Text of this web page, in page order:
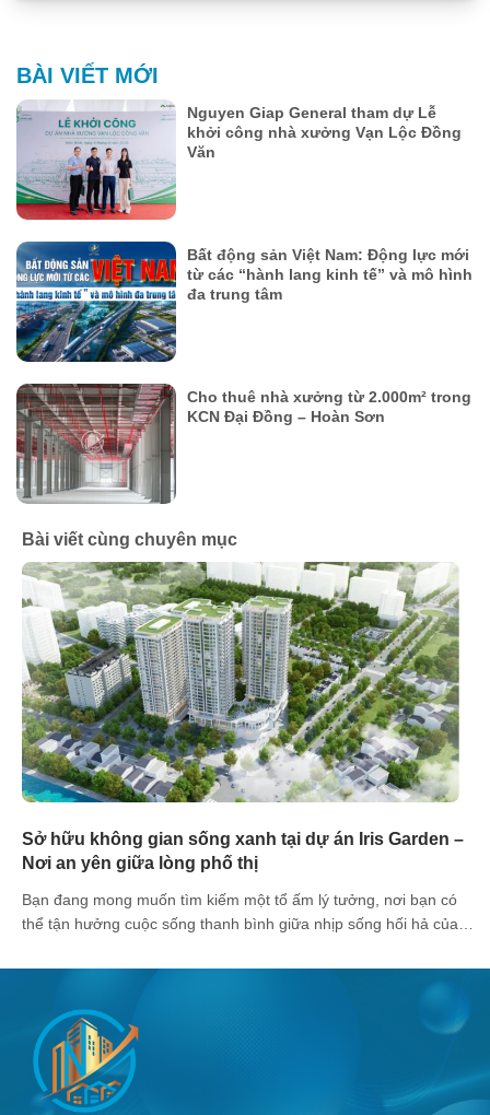
BÀI VIẾT MỚI
Nguyen Giap General tham dự Lễ
khởi công nhà xưởng Vạn Lộc Đồng
Văn
Bất động sản Việt Nam: Động lực mới
từ các “hành lang kinh tế” và mô hình
đa trung tâm
Cho thuê nhà xưởng từ 2.000m² trong
KCN Đại Đồng – Hoàn Sơn
Bài viết cùng chuyên mục
Sở hữu không gian sống xanh tại dự án Iris Garden –
Nơi an yên giữa lòng phố thị
Bạn đang mong muốn tìm kiếm một tổ ấm lý tưởng, nơi bạn có
thể tận hưởng cuộc sống thanh bình giữa nhịp sống hối hả của
bạn! 1.Vị trí đắc địa – Môi trường sống lý tưởng: Tọa lạc tại số [...]